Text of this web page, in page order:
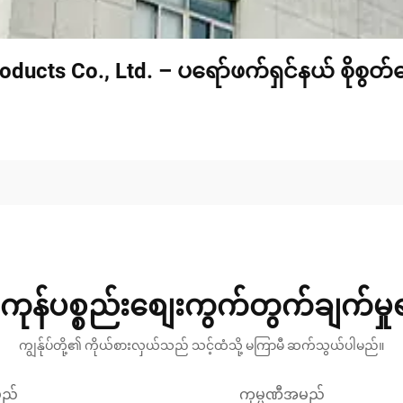
Products Co., Ltd. – ပရော်ဖက်ရှင်နယ်
န်ပစ္စည်းစျေးကွက်တွက်ချက်မှု
ကျွန်ုပ်တို့၏ ကိုယ်စားလှယ်သည် သင့်ထံသို့ မကြာမီ ဆက်သွယ်ပါမည်။
ည် ကုမ္ပဏီအမည်